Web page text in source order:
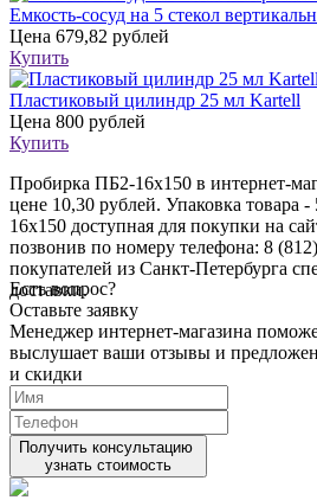
Емкость-сосуд на 5 стекол
Цена 679,82 рублей
Купить
Пластиковый цилиндр 25 мл Kartell
Цена 800 рублей
Купить
Пробирка ПБ2-16х150 в интернет-
цене 10,30 рублей. Упаковка товара
16х150 доступная для покупки на
позвонив по номеру телефона: 8
покупателей из Санкт-Петербурга
доставки.
Есть вопрос?
Оставьте заявку
Менеджер интернет-магазина
выслушает ваши отзывы и
и скидки
Получить консультацию
узнать стоимость